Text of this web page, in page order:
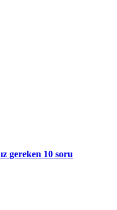
gereken 10 soru